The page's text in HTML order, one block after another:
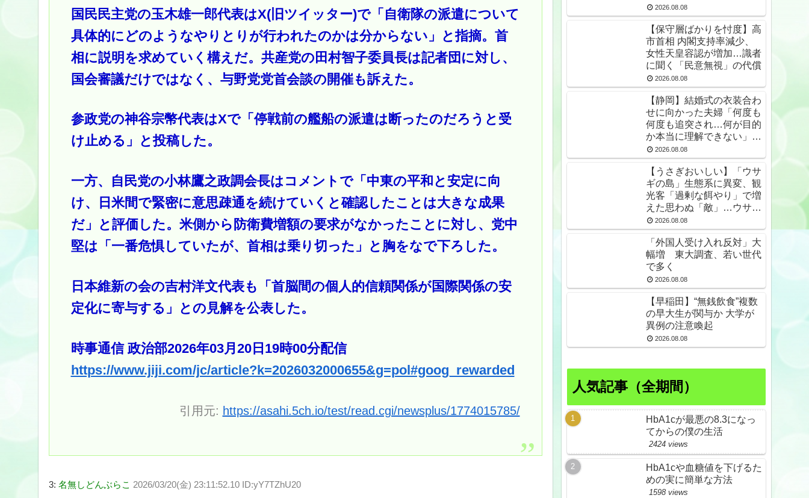
国民民主党の玉木雄一郎代表はX(旧ツイッター)で「自衛隊の派遣について
具体的にどのようなやりとりが行われたのかは分からない」と指摘。首
相に説明を求めていく構えだ。共産党の田村智子委員長は記者団に対し、
国会審議だけではなく、与野党党首会談の開催も訴えた。
参政党の神谷宗幣代表はXで「停戦前の艦船の派遣は断ったのだろうと受
け止める」と投稿した。
一方、自民党の小林鷹之政調会長はコメントで「中東の平和と安定に向
け、日米間で緊密に意思疎通を続けていくと確認したことは大きな成果
だ」と評価した。米側から防衛費増額の要求がなかったことに対し、党中
堅は「一番危惧していたが、首相は乗り切った」と胸をなで下ろした。
日本維新の会の吉村洋文代表も「首脳間の個人的信頼関係が国際関係の安
定化に寄与する」との見解を公表した。
時事通信 政治部2026年03月20日19時00分配信
https://www.jiji.com/jc/article?k=2026032000655&g=pol#goog_rewarded
引用元: https://asahi.5ch.io/test/read.cgi/newsplus/1774015785/
3: 名無しどんぶらこ 2026/03/20(金) 23:11:52.10 ID:yY7TZhU20
以外の何ものでもない」
★2
2026.08.08
【保守層ばかりを忖度】高
市首相 内閣支持率減少、
女性天皇容認が増加…識者
に聞く「民意無視」の代償
2026.08.08
【静岡】結婚式の衣装合わ
せに向かった夫婦「何度も
何度も追突され…何が目的
か本当に理解できない」東
名高速で続いた約1.7キロ
の追突
2026.08.08
【うさぎおいしい】「ウサ
ギの島」生態系に異変、観
光客「過剰な餌やり」で増
えた思わぬ「敵」…ウサギ
襲い口でくわえる姿も 大
久野島
2026.08.08
「外国人受け入れ反対」大
幅増 東大調査、若い世代
で多く
2026.08.08
【早稲田】“無銭飲食”複数
の早大生が関与か 大学が
異例の注意喚起
2026.08.08
人気記事（全期間）
HbA1cが最悪の8.3になっ
てからの僕の生活
2424 views
HbA1cや血糖値を下げるた
めの実に簡単な方法
1598 views